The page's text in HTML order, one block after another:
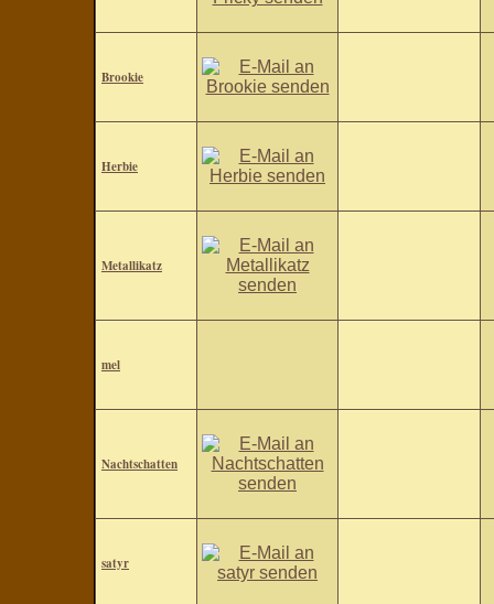
Brookie
Herbie
Metallikatz
mel
Nachtschatten
satyr